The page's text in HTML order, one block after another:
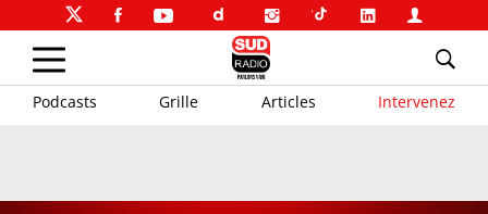
Podcasts Grille Articles Intervenez